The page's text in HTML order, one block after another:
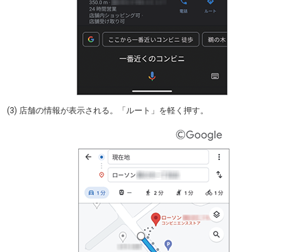
(3) 店舗の情報が表示される。「ルート」を軽く押す。